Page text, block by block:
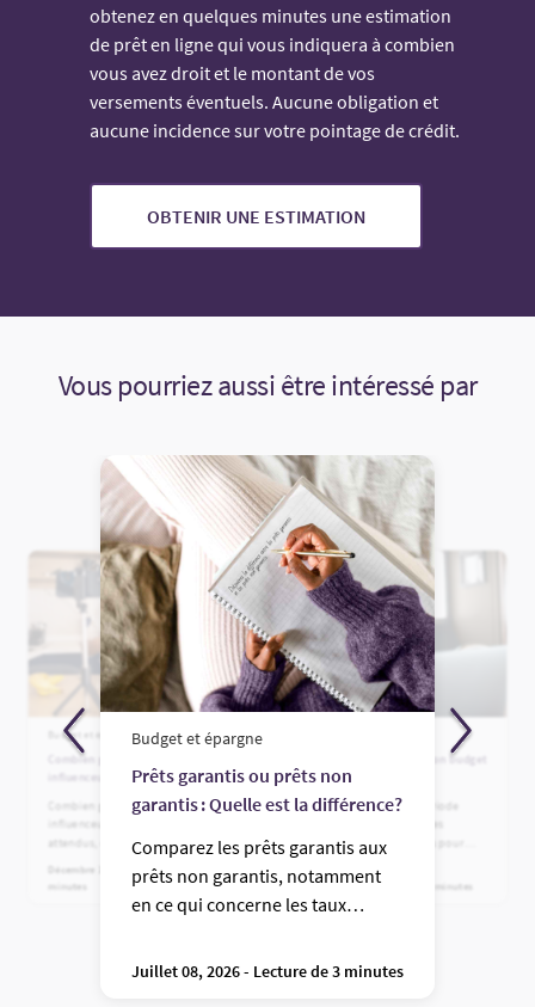
obtenez en quelques minutes une estimation
de prêt en ligne qui vous indiquera à combien
vous avez droit et le montant de vos
versements éventuels. Aucune obligation et
aucune incidence sur votre pointage de crédit.
OBTENIR UNE ESTIMATION
Vous pourriez aussi être intéressé par
Budget et épargne
Combien gagnent réellement les
influenceurs derrière la caméra?
Combien gagnent les
influenceurs? Revenus canadiens
attendus, détails des contrats de
marque, risques d’épuisement
professionnel et coût réel du
Décembre 11, 2025 - Lecture de 5
minutes
Budget et épargne
Prêts garantis ou prêts non
garantis : Quelle est la différence?
Comparez les prêts garantis aux
prêts non garantis, notamment
en ce qui concerne les taux
critères d’approbation.
Juillet 08, 2026 - Lecture de 3 minutes
Gérer ses dépenses et son budget
en période d’inflation
Établir un budget en période
d’inflation : des stratégies
concrètes et des astuces pour
réorganiser vos dettes.
Mai 01, 2026 - Lecture de 5 minutes